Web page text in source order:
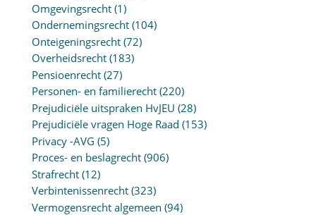
Omgevingsrecht(1)
Ondernemingsrecht(104)
Onteigeningsrecht(72)
Overheidsrecht(183)
Pensioenrecht(27)
Personen- en familierecht(220)
Prejudiciële uitspraken HvJEU (28)
Prejudiciële vragen Hoge Raad (153)
Privacy -AVG (5)
Proces- en beslagrecht(906)
Strafrecht(12)
Verbintenissenrecht(323)
Vermogensrecht algemeen (94)